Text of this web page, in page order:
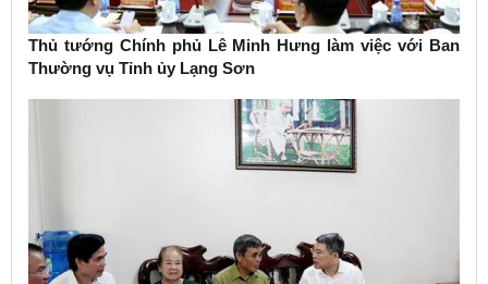
Thủ tướng Chính phủ Lê Minh Hưng làm việc với Ban
Thường vụ Tỉnh ủy Lạng Sơn